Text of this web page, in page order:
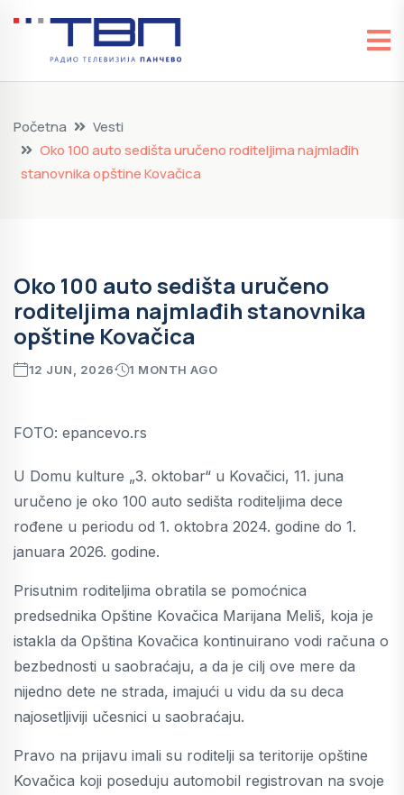
Početna
Vesti
Oko 100 auto sedišta uručeno roditeljima najmlađih
stanovnika opštine Kovačica
Oko 100 auto sedišta uručeno
roditeljima najmlađih stanovnika
opštine Kovačica
12 JUN, 2026 1 MONTH AGO
FOTO: epancevo.rs
U Domu kulture „3. oktobar“ u Kovačici, 11. juna
uručeno je oko 100 auto sedišta roditeljima dece
rođene u periodu od 1. oktobra 2024. godine do 1.
januara 2026. godine.
Prisutnim roditeljima obratila se pomoćnica
predsednika Opštine Kovačica Marijana Meliš, koja je
istakla da Opština Kovačica kontinuirano vodi računa o
bezbednosti u saobraćaju, a da je cilj ove mere da
nijedno dete ne strada, imajući u vidu da su deca
najosetljiviji učesnici u saobraćaju.
Pravo na prijavu imali su roditelji sa teritorije opštine
Kovačica koji poseduju automobil registrovan na svoje